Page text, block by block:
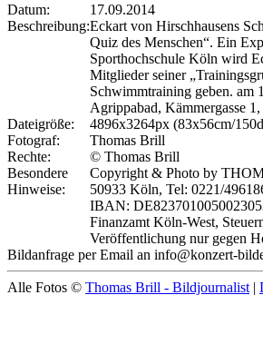
Datum:
17.09.2014
Beschreibung:Eckart von Hirschhausens
Quiz des Menschen“. Ein
Sporthochschule Köln wird
Mitglieder seiner
Schwimmtraining geben. am
Agrippabad, Kämmergasse
Dateigröße:
4896x3264px (83x56cm/
Fotograf:
Thomas Brill
Rechte:
© Thomas Brill
Besondere
Hinweise:
Copyright & Photo by
50933 Köln, Tel: 0221/
IBAN:
Finanzamt Köln-West,
Veröffentlichung nur gegen
Bildanfrage per Email an info@konzert-
Alle Fotos © Thomas Brill - Bildjournalist |